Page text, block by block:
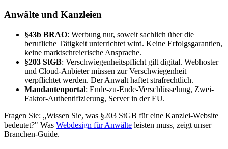
Anwälte und Kanzleien
§43b BRAO: Werbung nur, soweit sachlich über die
berufliche Tätigkeit unterrichtet wird. Keine Erfolgsgarantien,
keine marktschreierische Ansprache.
§203 StGB: Verschwiegenheitspflicht gilt digital. Webhoster
und Cloud-Anbieter müssen zur Verschwiegenheit
verpflichtet werden. Der Anwalt haftet strafrechtlich.
Mandantenportal: Ende-zu-Ende-Verschlüsselung, Zwei-
Faktor-Authentifizierung, Server in der EU.
Fragen Sie: „Wissen Sie, was §203 StGB für eine Kanzlei-Website
bedeutet?" Was Webdesign für Anwälte leisten muss, zeigt unser
Branchen-Guide.